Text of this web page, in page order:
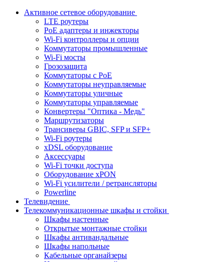
Активное сетевое оборудование
LTE роутеры
PoE адаптеры и инжекторы
Wi-Fi контроллеры и опции
Коммутаторы промышленные
Wi-Fi мосты
Грозозащита
Коммутаторы c PoE
Коммутаторы неуправляемые
Коммутаторы уличные
Коммутаторы управляемые
Конвертеры "Оптика - Медь"
Маршрутизаторы
Трансиверы GBIC, SFP и SFP+
Wi-Fi роутеры
xDSL оборудование
Аксессуары
Wi-Fi точки доступа
Оборудование хPON
Wi-Fi усилители / ретрансляторы
Powerline
Телевидение
Телекоммуникационные шкафы и стойки
Шкафы настенные
Открытые монтажные стойки
Шкафы антивандальные
Шкафы напольные
Кабельные органайзеры